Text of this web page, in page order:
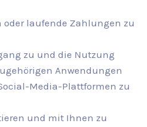
laufende Zahlungen zu
zu und die Nutzung
Anwendungen
Media-Plattformen zu
und mit Ihnen zu